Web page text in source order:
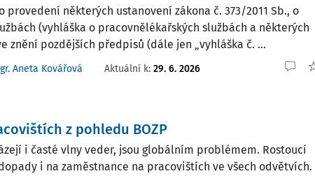
provedení některých ustanovení zákona č. 373/2011 Sb., o
(vyhláška o pracovnělékařských službách a některých
znění pozdějších předpisů (dále jen „vyhláška č. ...
Aneta Kovářová Aktuální k: 29. 6. 2026
z pohledu BOZP
i časté vlny veder, jsou globálním problémem. Rostoucí
i na zaměstnance na pracovištích ve všech odvětvích.